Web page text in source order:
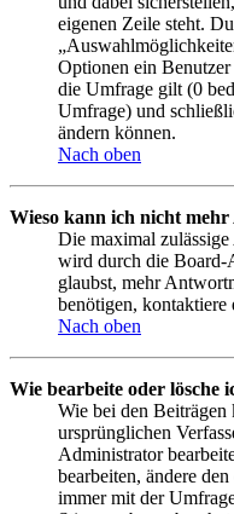
eigenen Zeile steht.
Optionen ein
die Umfrage gilt (0
Umfrage) und
ändern können.
Nach oben
Wieso kann ich nicht
Die maximal
wird durch die Board-
glaubst, mehr
benötigen, kontaktiere
Nach oben
Wie bearbeite oder lösche
Wie bei den
ursprünglichen
Administrator
bearbeiten, ändere
immer mit der